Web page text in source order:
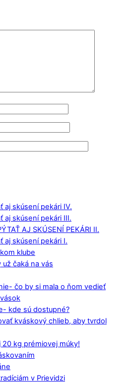
aj skúsení pekári IV.
aj skúsení pekári III.
AJ SKÚSENÍ PEKÁRI II.
aj skúsení pekári I.
klube
už čaká na vás
čo by si mala o ňom vedieť
kde sú dostupné?
kváskový chlieb, aby tvrdol
20 kg prémiovej múky!
v Prievidzi